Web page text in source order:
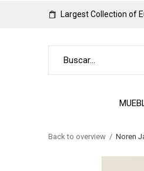
Largest Collection of
Back to overview Noren